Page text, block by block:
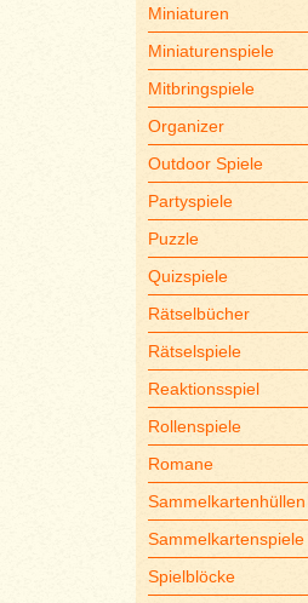
Miniaturen
Miniaturenspiele
Mitbringspiele
Organizer
Outdoor Spiele
Partyspiele
Puzzle
Quizspiele
Rätselbücher
Rätselspiele
Reaktionsspiel
Rollenspiele
Romane
Sammelkartenhüllen
Sammelkartenspiele
Spielblöcke